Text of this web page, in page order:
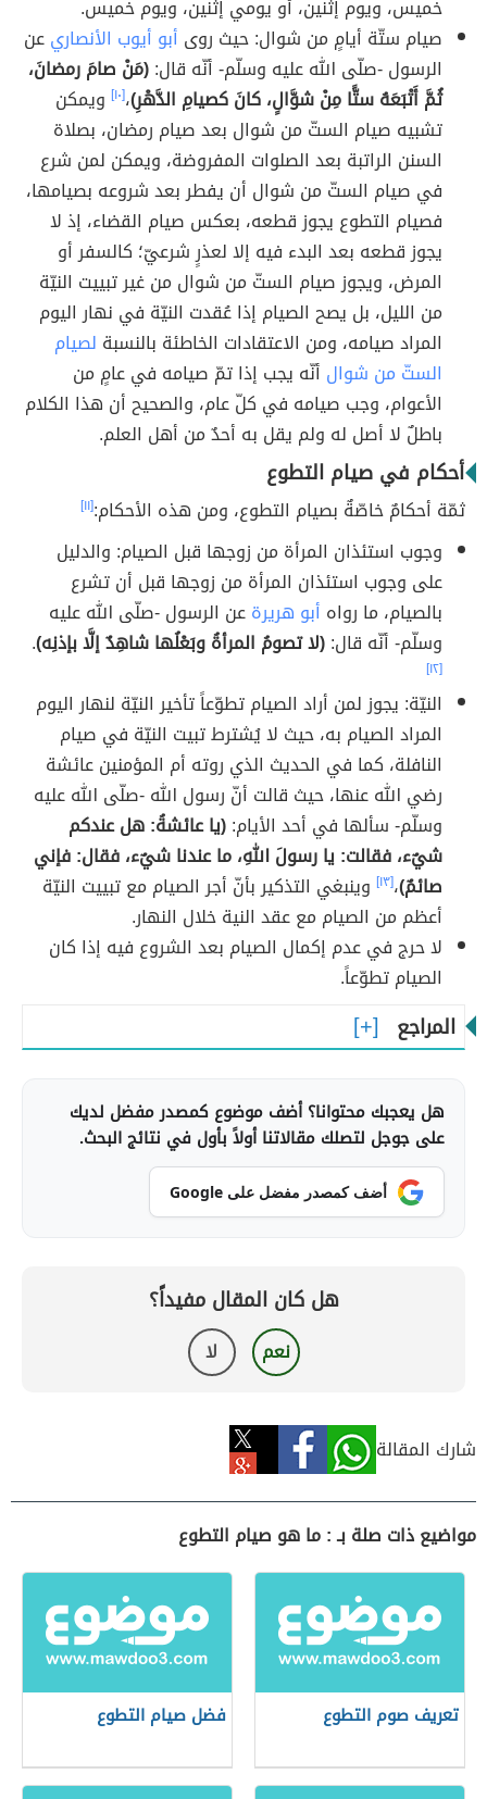
خميس، ويوم إثنين، أو يومي إثنين، ويوم خميس.
صيام ستّة أيامٍ من شوال: حيث روى أبو أيوب الأنصاريعن
الرسول -صلّى الله عليه وسلّم- أنّه قال:(مَنْ صامَ رمضانَ،
ثُمَّ أَتْبَعَهُ ستًّا مِنْ شوَّالٍ، كانَ كصيامِ الدَّهْرِ)،[١٠] ويمكن
تشبيه صيام الستّ من شوال بعد صيام رمضان، بصلاة
السنن الراتبة بعد الصلوات المفروضة، ويمكن لمن شرع
في صيام الستّ من شوال أن يفطر بعد شروعه بصيامها،
فصيام التطوع يجوز قطعه، بعكس صيام القضاء، إذ لا
يجوز قطعه بعد البدء فيه إلا لعذرٍ شرعيّ؛ كالسفر أو
المرض، ويجوز صيام الستّ من شوال من غير تبييت النيّة
من الليل، بل يصح الصيام إذا عُقدت النيّة في نهار اليوم
المراد صيامه، ومن الاعتقادات الخاطئة بالنسبة لصيام
الستّ من شوال أنّه يجب إذا تمّ صيامه في عامٍ من
الأعوام، وجب صيامه في كلّ عام، والصحيح أن هذا الكلام
باطلٌ لا أصل له ولم يقل به أحدٌ من أهل العلم.
أحكام في صيام التطوع
ثمّة أحكامٌ خاصّةٌ بصيام التطوع، ومن هذه الأحكام:[١١]
وجوب استئذان المرأة من زوجها قبل الصيام: والدليل
على وجوب استئذان المرأة من زوجها قبل أن تشرع
بالصيام، ما رواه أبو هريرةعن الرسول -صلّى الله عليه
وسلّم- أنّه قال:(لا تصومُ المرأةُ وبَعْلُها شاهِدٌ إلَّا بإذنِه).
[١٢]
النيّة: يجوز لمن أراد الصيام تطوّعاً تأخير النيّة لنهار اليوم
المراد الصيام به، حيث لا يُشترط تبيت النيّة في صيام
النافلة، كما في الحديث الذي روته أم المؤمنين عائشة
رضي الله عنها، حيث قالت أنّ رسول الله -صلّى الله عليه
وسلّم- سألها في أحد الأيام:(يا عائشةُ: هل عندكم
شيٌء، فقالت: يا رسولَ اللهِ، ما عندنا شيٌء، فقال: فإني
صائمٌ)،[١٣] وينبغي التذكير بأنّ أجر الصيام مع تبييت النيّة
أعظم من الصيام مع عقد النية خلال النهار.
لا حرج في عدم إكمال الصيام بعد الشروع فيه إذا كان
الصيام تطوّعاً.
المراجع
هل يعجبك محتوانا؟ أضف موضوع كمصدر مفضل لديك
على جوجل لتصلك مقالاتنا أولاً بأول في نتائج البحث.
أضف كمصدر مفضل على Google
هل كان المقال مفيداً؟
نعم لا
شارك المقالة
مواضيع ذات صلة بـ : ما هو صيام التطوع
تعريف صوم التطوع فضل صيام التطوع